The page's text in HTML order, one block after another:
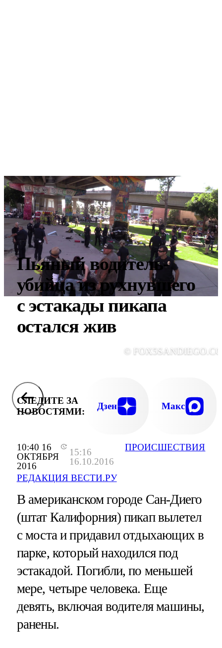
10:40 16
ОКТЯБРЯ
2016
15:16
16.10.2016
РЕДАКЦИЯ ВЕСТИ.РУ
ПРОИСШЕСТВИЯ
Пьяный водитель-
убийца из рухнувшего
с эстакады пикапа
остался жив
©
СЛЕДИТЕ ЗА
НОВОСТЯМИ:
Дзен Макс
В американском городе Сан-Диего
(штат Калифорния) пикап вылетел
с моста и придавил отдыхающих в
парке, который находился под
эстакадой. Погибли, по меньшей
мере, четыре человека. Еще
девять, включая водителя машины,
ранены.